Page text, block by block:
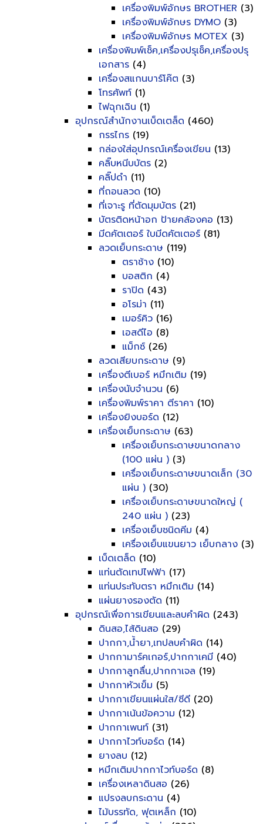
เครื่องพิมพ์อักษร BROTHER (3)
เครื่องพิมพ์อักษร DYMO (3)
เครื่องพิมพ์อักษร MOTEX (3)
เครื่องพิมพ์เช็ค,เครื่องปรุเช็ค,เครื่องปรุ
เอกสาร (4)
เครื่องสแกนบาร์โค๊ต (3)
โทรศัพท์ (1)
ไฟฉุกเฉิน (1)
อุปกรณ์สำนักงานเบ็ดเตล็ด (460)
กรรไกร (19)
กล่องใส่อุปกรณ์เครื่องเขียน (13)
คลิ๊บหนีบบัตร (2)
คลิ๊ปดำ (11)
ที่ถอนลวด (10)
ที่เจาะรู ที่ตัดมุมบัตร (21)
บัตรติดหน้าอก ป้ายคล้องคอ (13)
มีดคัตเตอร์ ใบมีดคัตเตอร์ (81)
ลวดเย็บกระดาษ (119)
ตราช้าง (10)
บอสติก (4)
ราปิด (43)
อโรม่า (11)
เมอร์คิว (16)
เอสดีไอ (8)
แม็กซ์ (26)
ลวดเสียบกระดาษ (9)
เครื่องตีเบอร์ หมึกเติม (19)
เครื่องนับจำนวน (6)
เครื่องพิมพ์ราคา ตีราคา (10)
เครื่องยิงบอร์ด (12)
เครื่องเย็บกระดาษ (63)
เครื่องเย็บกระดาษขนาดกลาง
(100 แผ่น ) (3)
เครื่องเย็บกระดาษขนาดเล็ก (30
แผ่น ) (30)
เครื่องเย็บกระดาษขนาดใหญ่ (
240 แผ่น ) (23)
เครื่องเย็บชนิดคีม (4)
เครื่องเย็บแขนยาว เย็บกลาง (3)
เบ็ดเตล็ด (10)
แท่นตัดเทปไฟฟ้า (17)
แท่นประทับตรา หมึกเติม (14)
แผ่นยางรองตัด (11)
อุปกรณ์เพื่อการเขียนและลบคำผิด (243)
ดินสอ,ไส้ดินสอ (29)
ปากกา,น้ำยา,เทปลบคำผิด (14)
ปากกามาร์คเกอร์,ปากกาเคมี (40)
ปากกาลูกลื่น,ปากกาเจล (19)
ปากกาหัวเข็ม (5)
ปากกาเขียนแผ่นใส/ซีดี (20)
ปากกาเน้นข้อความ (12)
ปากกาเพนท์ (31)
ปากกาไวท์บอร์ด (14)
ยางลบ (12)
หมึกเติมปากกาไวท์บอร์ด (8)
เครื่องเหลาดินสอ (26)
แปรงลบกระดาน (4)
ไม้บรรทัด, ฟุตเหล็ก (10)